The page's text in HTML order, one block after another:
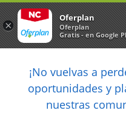

Anterior
arrow_back
¡No vuelvas a
oportunidades y
nuestras
×
Oferplan
Oferplan
Gratis - en Google